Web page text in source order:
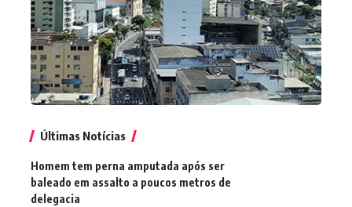
Últimas Notícias
Homem tem perna amputada após ser
baleado em assalto a poucos metros de
delegacia